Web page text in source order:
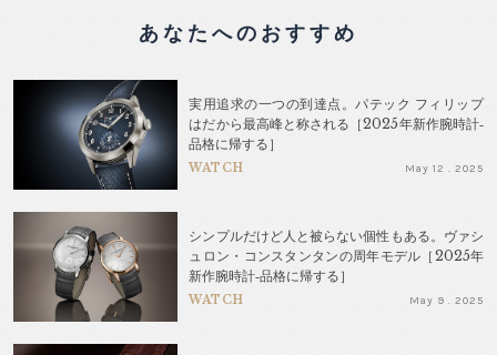
あなたへのおすすめ
実用追求の一つの到達点。パテック フィリップ
はだから最高峰と称される［2025年新作腕時計‐
品格に帰する］
WATCH May 12 . 2025
シンプルだけど人と被らない個性もある。ヴァシ
ュロン・コンスタンタンの周年モデル［2025年
新作腕時計‐品格に帰する］
WATCH May 9 . 2025